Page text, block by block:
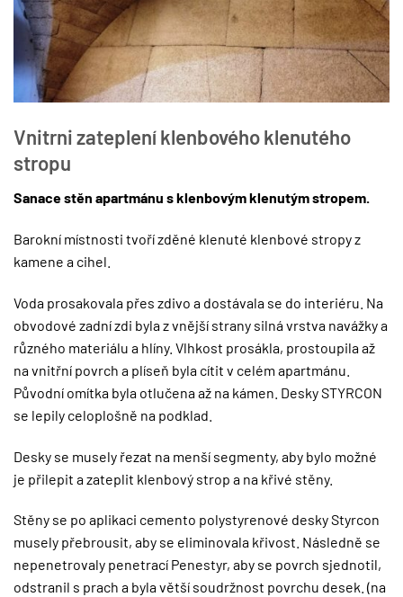
Vnitrni zateplení klenbového klenutého
stropu
Sanace stěn apartmánu s klenbovým klenutým stropem.
Barokní místnosti tvoří zděné klenuté klenbové stropy z
kamene a cihel.
Voda prosakovala přes zdivo a dostávala se do interiéru. Na
obvodové zadní zdi byla z vnější strany silná vrstva navážky a
různého materiálu a hlíny. Vlhkost prosákla, prostoupila až
na vnitřní povrch a plíseň byla cítit v celém apartmánu.
Původní omítka byla otlučena až na kámen. Desky STYRCON
se lepily celoplošně na podklad.
Desky se musely řezat na menší segmenty, aby bylo možné
je přilepit a zateplit klenbový strop a na křivé stěny.
Stěny se po aplikaci cemento polystyrenové desky Styrcon
musely přebrousit, aby se eliminovala křivost. Následně se
nepenetrovaly penetrací Penestyr, aby se povrch sjednotil,
odstranil s prach a byla větší soudržnost povrchu desek. (na